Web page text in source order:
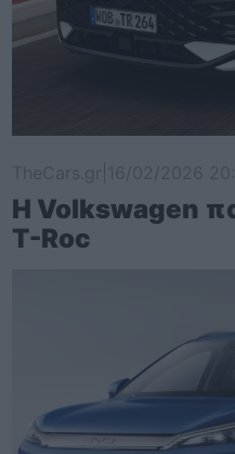
Η Volkswagen
T-Roc